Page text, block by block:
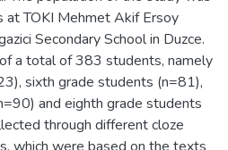
TOKI Mehmet Akif Ersoy
Secondary School in Duzce.
a total of 383 students, namely
sixth grade students (n=81),
and eighth grade students
through different cloze